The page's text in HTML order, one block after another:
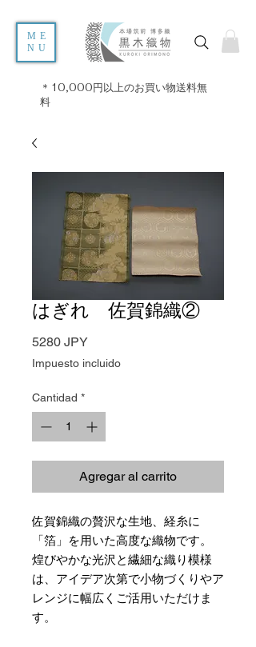
ME
NU
＊10,000円以上のお買い物送料無
料
はぎれ 佐賀錦織②
5280 JPYPrecio
Impuesto incluido
Cantidad *
Agregar al carrito
佐賀錦織の贅沢な生地、経糸に
「箔」を用いた高度な織物です。
煌びやかな光沢と繊細な織り模様
は、アイデア次第で小物づくりやア
レンジに幅広くご活用いただけま
す。